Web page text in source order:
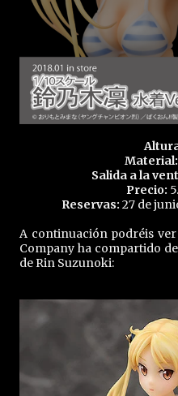
Material:
Salida a la
Precio:
Reservas: 27 de
A continuación podréis
Company ha compartido
de Rin Suzunoki: